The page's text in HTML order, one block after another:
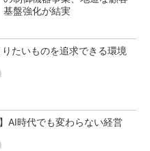
基盤強化が結実
りたいものを追求できる環境
AI時代でも変わらない経営